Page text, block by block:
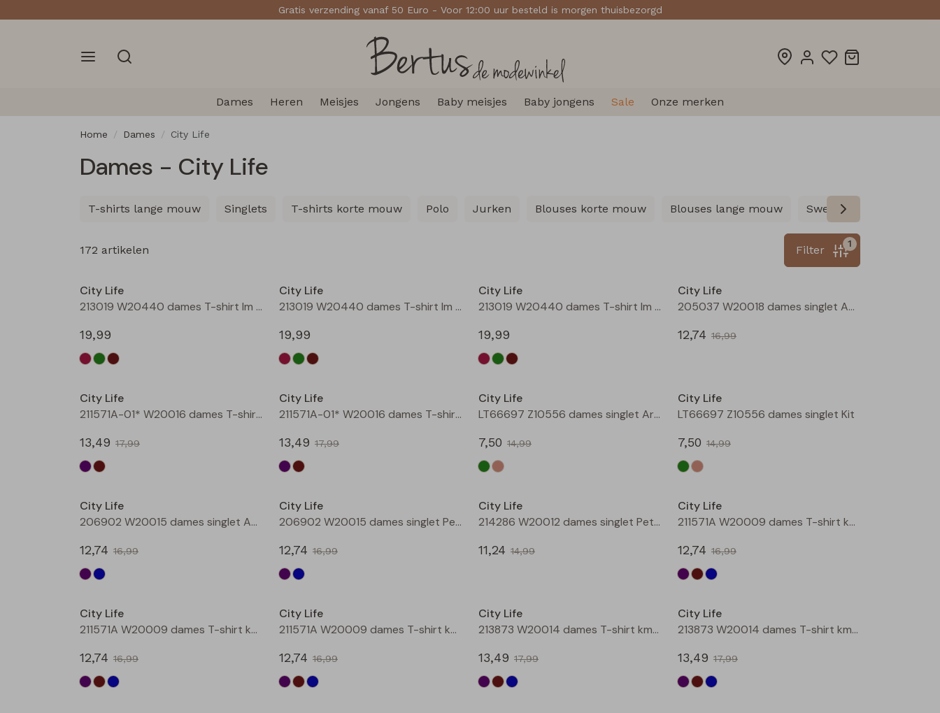
Gratis verzending vanaf 50 Euro - Voor 12:00 uur besteld is morgen thuisbezorgd
Dames Heren Meisjes Jongens Baby meisjes Baby jongens Sale Onze merken
Home Dames City Life
Dames - City Life
Singlets T-shirts korte mouw
T-shirts lange mouw Polo Jurken Blouses korte mouw Blouses lange mouw Sweatshirts
172 artikelen 1
Filter
City Life
213019 W20440 dames T-shirt lm Bordeaux
19,99
City Life
213019 W20440 dames T-shirt lm Moss
19,99
City Life
213019 W20440 dames T-shirt lm Bruin
19,99
City Life
205037 W20018 dames singlet Aubergine
12,74 16,99
City Life
211571A-01* W20016 dames T-shirt km aubergine
13,49 17,99
City Life
211571A-01* W20016 dames T-shirt km bruin
13,49 17,99
City Life
LT66697 Z10556 dames singlet Army
7,50 14,99
City Life
LT66697 Z10556 dames singlet Kit
7,50 14,99
City Life
206902 W20015 dames singlet Aubergine
12,74 16,99
City Life
206902 W20015 dames singlet Petrol
12,74 16,99
City Life
214286 W20012 dames singlet Petrol
11,24 14,99
City Life
211571A W20009 dames T-shirt km Aubergine
12,74 16,99
City Life
211571A W20009 dames T-shirt km Bruin
12,74 16,99
City Life
211571A W20009 dames T-shirt km Petrol
12,74 16,99
City Life
213873 W20014 dames T-shirt km Aubergine
13,49 17,99
City Life
213873 W20014 dames T-shirt km Bruin
13,49 17,99